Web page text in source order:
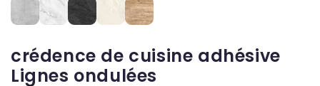
crédence de cuisine adhésive
Lignes ondulées